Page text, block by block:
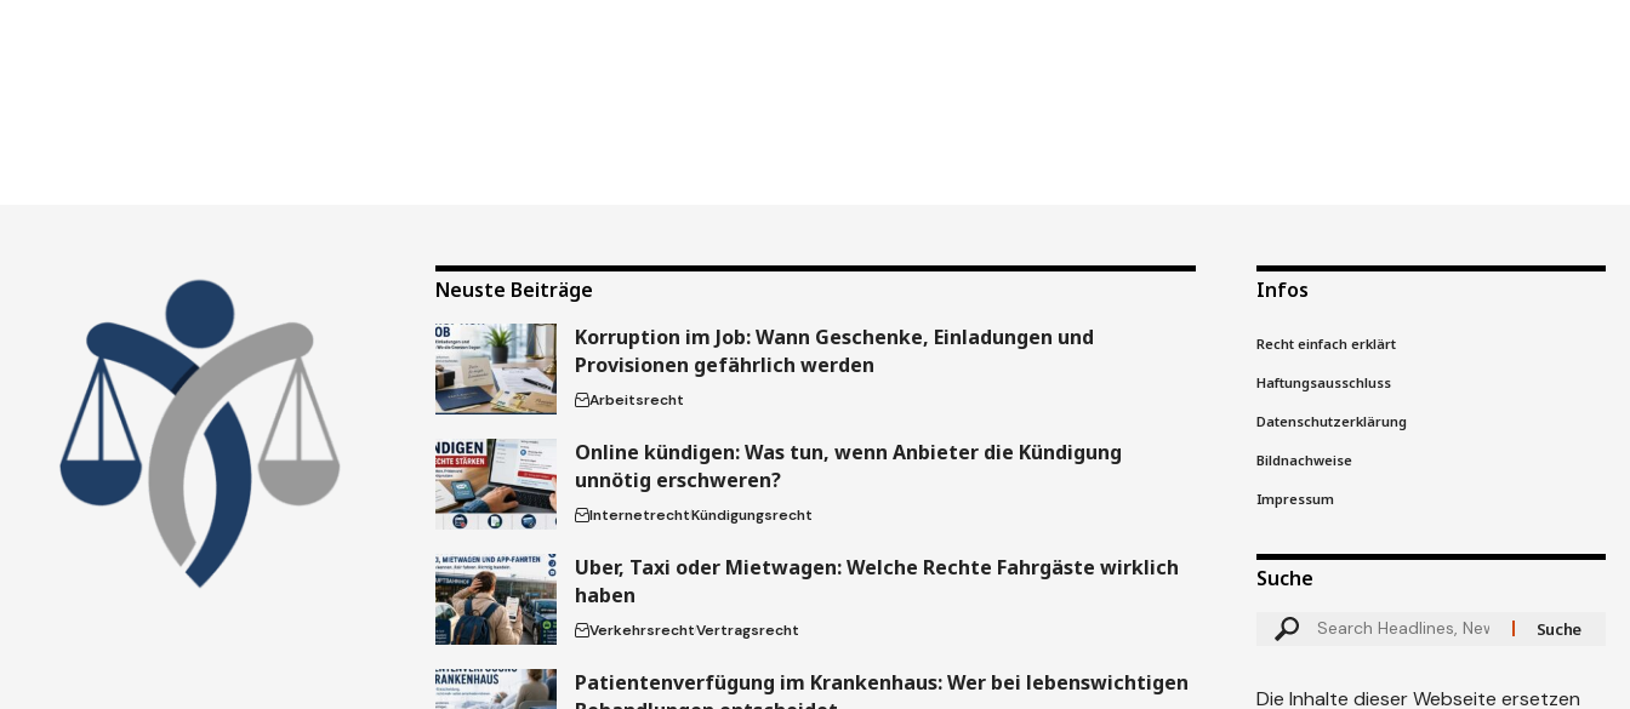
Neuste Beiträge
Korruption im Job: Wann Geschenke, Einladungen und
Provisionen gefährlich werden
Arbeitsrecht
Online kündigen: Was tun, wenn Anbieter die Kündigung
unnötig erschweren?
InternetrechtKündigungsrecht
Uber, Taxi oder Mietwagen: Welche Rechte Fahrgäste wirklich
haben
VerkehrsrechtVertragsrecht
Patientenverfügung im Krankenhaus: Wer bei lebenswichtigen
Infos
Recht einfach erklärt
Haftungsausschluss
Datenschutzerklärung
Bildnachweise
Impressum
Suche
Die Inhalte dieser Webseite ersetzen